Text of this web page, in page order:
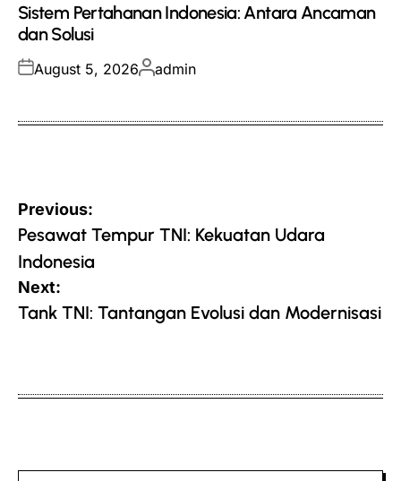
Sistem Pertahanan Indonesia: Antara Ancaman
dan Solusi
Posted
August 5, 2026Posted
admin
Post
navigation
Previous:
Pesawat Tempur TNI: Kekuatan Udara
Indonesia
Next:
Tank TNI: Tantangan Evolusi dan Modernisasi